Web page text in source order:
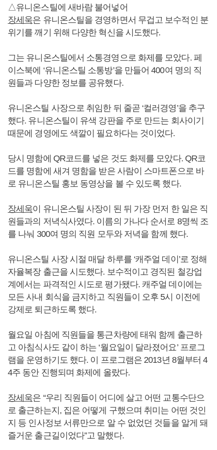
△유니온스틸에 새바람 불어넣어
장세욱은 유니온스틸을 경영하면서 무겁고 보수적인 분
위기를 깨기 위해 다양한 혁신을 시도했다.
그는 유니온스틸에서 소통경영으로 화제를 모았다. 페
이스북에 ‘유니온스틸 소통방’을 만들어 400여 명의 직
원들과 다양한 정보를 공유했다.
유니온스틸 사장으로 취임한 뒤 줄곧 ‘컬러경영’을 추구
했다. 유니온스틸이 유색 강판을 주로 만드는 회사이기
때문에 경영에도 색깔이 필요하다는 것이었다.
당시 명함에 QR코드를 넣은 것도 화제를 모았다. QR코
드를 명함에 새겨 명함을 받은 사람이 스마트폰으로 바
로 유니온스틸 홍보 동영상을 볼 수 있도록 했다.
장세욱이 유니온스틸 사장이 된 뒤 가장 먼저 한 일은 직
원들과의 저녁식사였다. 이름의 가나다 순서로 8명씩 조
를 나눠 300여 명의 직원 모두와 저녁을 함께 했다.
유니온스틸 사장 시절 매달 하루를 ‘캐주얼 데이’로 정해
자율복장 출근을 시도했다. 보수적이고 경직된 철강업
계에서는 파격적인 시도로 평가됐다. 캐주얼 데이에는
모든 사내 회식을 금지하고 직원들이 오후 5시 이전에
강제로 퇴근하도록 했다.
월요일 아침에 직원들을 통근차량에 태워 함께 출근하
고 아침식사도 같이 하는 ‘월요일이 달라졌어요’ 프로그
램을 운영하기도 했다. 이 프로그램은 2013년 8월부터 4
4주 동안 진행되며 화제에 올랐다.
장세욱은 “우리 직원들이 어디에 살고 어떤 교통수단으
로 출근하는지, 집은 어떻게 구했으며 취미는 어떤 것인
지 등 인사정보 서류만으로 알 수 없었던 것들을 알게 돼
즐거운 출근길이었다”고 말했다.